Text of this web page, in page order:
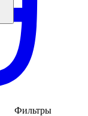
Фильтры